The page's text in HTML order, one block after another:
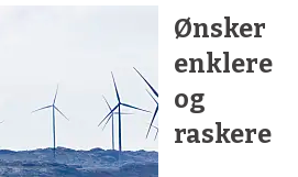
Ønsker
enklere
og
raskere